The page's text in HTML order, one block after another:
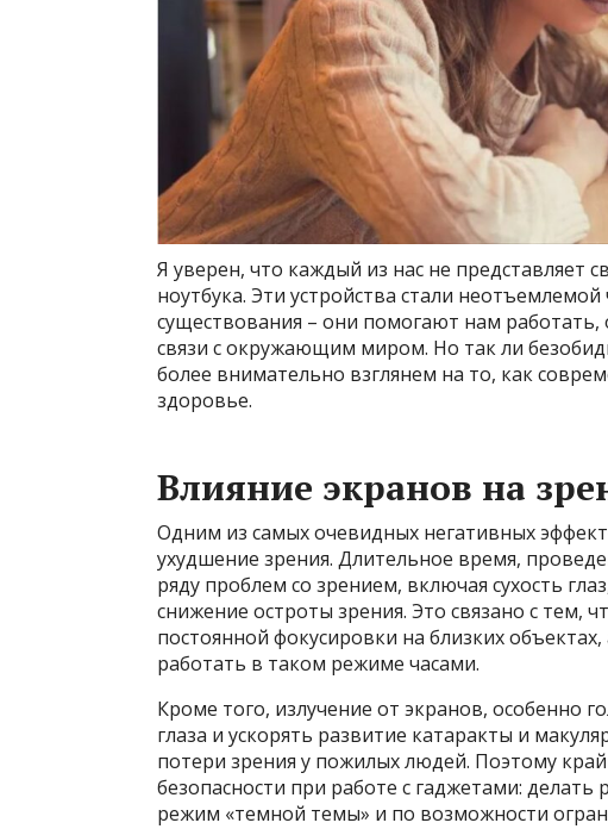
Я уверен, что каждый из нас не представляет
ноутбука. Эти устройства стали
существования – они помогают нам работать,
связи с окружающим миром. Но так ли
более внимательно взглянем на то, как
здоровье.
Влияние экранов на
Одним из самых очевидных негативных
ухудшение зрения. Длительное время,
ряду проблем со зрением, включая сухость
снижение остроты зрения. Это связано с тем,
постоянной фокусировки на близких
работать в таком режиме часами.
Кроме того, излучение от экранов, особенно
глаза и ускорять развитие катаракты и
потери зрения у пожилых людей. Поэтому
безопасности при работе с гаджетами:
режим «темной темы» и по возможности